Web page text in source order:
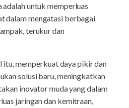
untuk memperluas
dalam mengatasi berbagai
terukur dan
itu, memperkuat daya pikir dan
solusi baru, meningkatkan
inovator muda yang dalam
jaringan dan kemitraan,